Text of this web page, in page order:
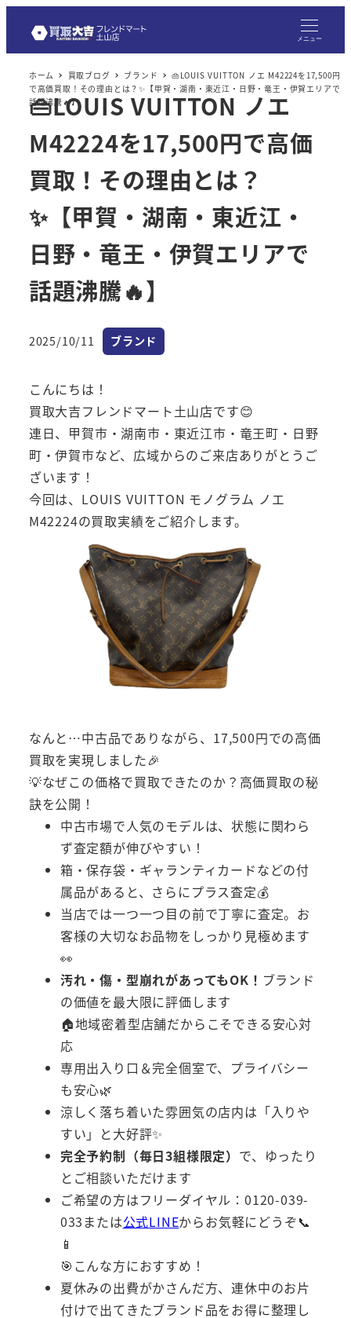
メニュー
ホーム 買取ブログ ブランド
👜LOUIS VUITTON ノエ M42224を17,500円
で高価買取！その理由とは？✨【甲賀・湖南・東近江・日野・竜王・伊賀エリアで
話題沸騰🔥】
👜LOUIS VUITTON ノエ
M42224を17,500円で高価
買取！その理由とは？
✨【甲賀・湖南・東近江・
日野・竜王・伊賀エリアで
話題沸騰🔥】
投稿日
2025/10/11 カテゴリー
ブランド
こんにちは！
買取大吉フレンドマート土山店です😊
連日、甲賀市・湖南市・東近江市・竜王町・日野
町・伊賀市など、広域からのご来店ありがとうご
ざいます！
今回は、LOUIS VUITTON モノグラム ノエ
M42224の買取実績をご紹介します。
なんと…中古品でありながら、17,500円での高価
買取を実現しました🎉
💡なぜこの価格で買取できたのか？高価買取の秘
訣を公開！
中古市場で人気のモデルは、状態に関わら
ず査定額が伸びやすい！
箱・保存袋・ギャランティカードなどの付
属品があると、さらにプラス査定💰
当店では一つ一つ目の前で丁寧に査定。お
客様の大切なお品物をしっかり見極めます
👀
汚れ・傷・型崩れがあってもOK！ ブランド
の価値を最大限に評価します
🏠地域密着型店舗だからこそできる安心対
応
専用出入り口＆完全個室で、プライバシー
も安心🌿
涼しく落ち着いた雰囲気の店内は「入りや
すい」と大好評✨
完全予約制（毎日3組様限定） で、ゆったり
とご相談いただけます
ご希望の方はフリーダイヤル：0120-039-
033または公式LINEからお気軽にどうぞ📞
📱
🎯こんな方におすすめ！
夏休みの出費がかさんだ方、連休中のお片
付けで出てきたブランド品をお得に整理し